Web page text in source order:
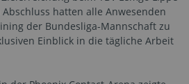
hatten alle Anwesenden
der Bundesliga-Mannschaft zu
Einblick in die tägliche Arbeit